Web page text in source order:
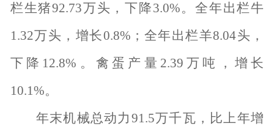
栏生猪92.73万头，下降3.0%。全年出栏牛
1.32万头，增长0.8% ；全年出栏羊8.04头，
下降 12.8% 。禽蛋产量 2.39 万吨，增长
10.1%。
年末机械总动力 91.5万千瓦，比上年增